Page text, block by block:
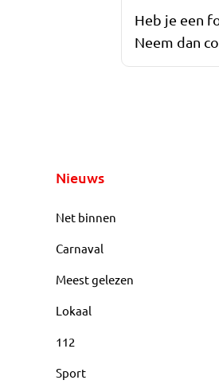
Heb je een
Neem dan
Nieuws
Net binnen
Carnaval
Meest gelezen
Lokaal
112
Sport